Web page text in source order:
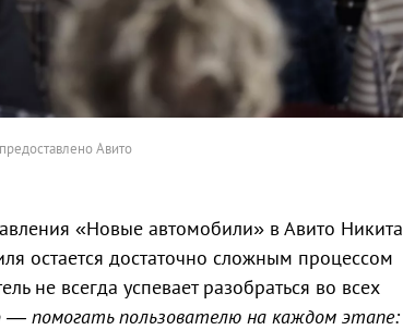
Авито
«Новые автомобили» в Авито Никита
остается достаточно сложным процессом
не всегда успевает разобраться во всех
помогать пользователю на каждом этапе: